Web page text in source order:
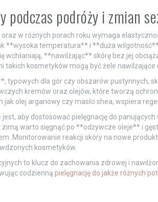
podczas podróży i zmian
w różnych porach roku wymaga
**wysoka temperatura** i **duża
wchłaniają, **nawilżając** skórę bez jej
takich kosmetyków mogą być żele nawilżające
typowych dla gór czy obszarów pustynnych,
kremów oraz olejów, które tworzą
jak olej arganowy czy masło shea, wspiera
aby dostosować pielęgnację do panujących
warto sięgnąć po **odżywcze oleje** i
Monitorowanie reakcji skóry na nowe
kosmetyków.
to klucz do zachowania zdrowej i
codzienną pielęgnację do jakże różnych